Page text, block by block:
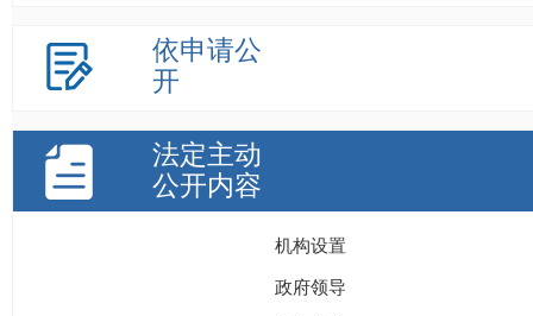
依申请公
开
法定主动
公开内容
机构设置
政府领导